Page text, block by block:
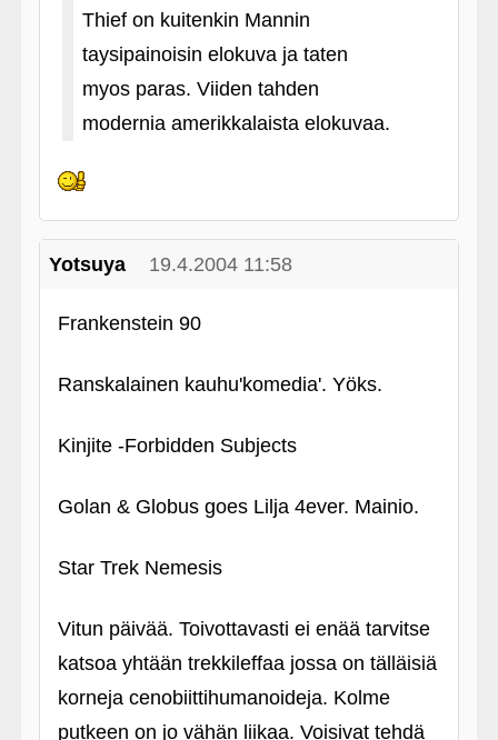
Thief on kuitenkin Mannin
taysipainoisin elokuva ja taten
myos paras. Viiden tahden
modernia amerikkalaista elokuvaa.
Yotsuya 19.4.2004 11:58
Frankenstein 90
Ranskalainen kauhu'komedia'. Yöks.
Kinjite ‑Forbidden Subjects
Golan & Globus goes Lilja 4ever. Mainio.
Star Trek Nemesis
Vitun päivää. Toivottavasti ei enää tarvitse
katsoa yhtään trekkileffaa jossa on tälläisiä
korneja cenobiittihumanoideja. Kolme
putkeen on jo vähän liikaa. Voisivat tehdä